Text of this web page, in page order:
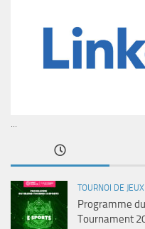
...
TOURNOI DE
Programme
Tournament